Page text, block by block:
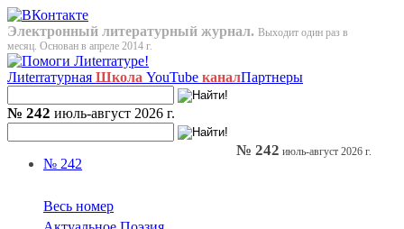
Электронный литературный журнал. Выходит один раз в
месяц. Основан в апреле 2014 г.
Лиterraтурная Школа YouTube каналПартнеры
№ 242 июль-август 2026 г.
№ 242
Весь номер
№ 242 июль-август 2026 г.